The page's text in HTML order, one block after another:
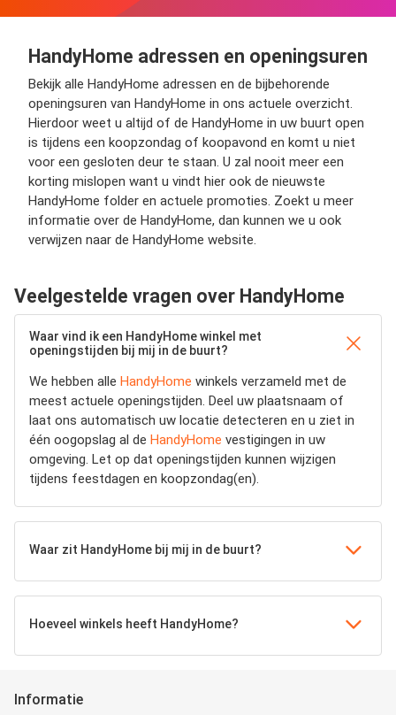
HandyHome adressen en openingsuren
Bekijk alle HandyHome adressen en de bijbehorende
openingsuren van HandyHome in ons actuele overzicht.
Hierdoor weet u altijd of de HandyHome in uw buurt open
is tijdens een koopzondag of koopavond en komt u niet
voor een gesloten deur te staan. U zal nooit meer een
korting mislopen want u vindt hier ook de nieuwste
HandyHome folder en actuele promoties. Zoekt u meer
informatie over de HandyHome, dan kunnen we u ook
verwijzen naar de HandyHome website.
Veelgestelde vragen over HandyHome
Waar vind ik een HandyHome winkel met
openingstijden bij mij in de buurt?
We hebben alle HandyHome winkels verzameld met de
meest actuele openingstijden. Deel uw plaatsnaam of
laat ons automatisch uw locatie detecteren en u ziet in
één oogopslag al de HandyHome vestigingen in uw
omgeving. Let op dat openingstijden kunnen wijzigen
tijdens feestdagen en koopzondag(en).
Waar zit HandyHome bij mij in de buurt?
Hoeveel winkels heeft HandyHome?
Informatie